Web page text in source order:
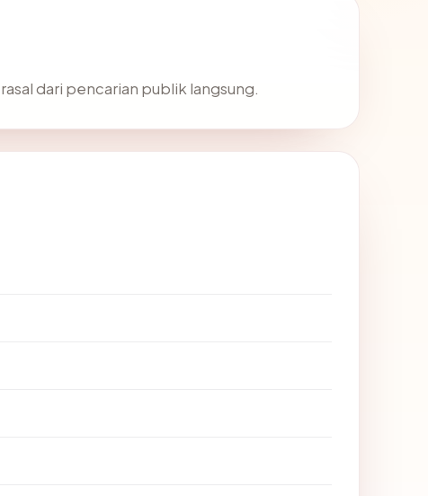
dari pencarian publik langsung.